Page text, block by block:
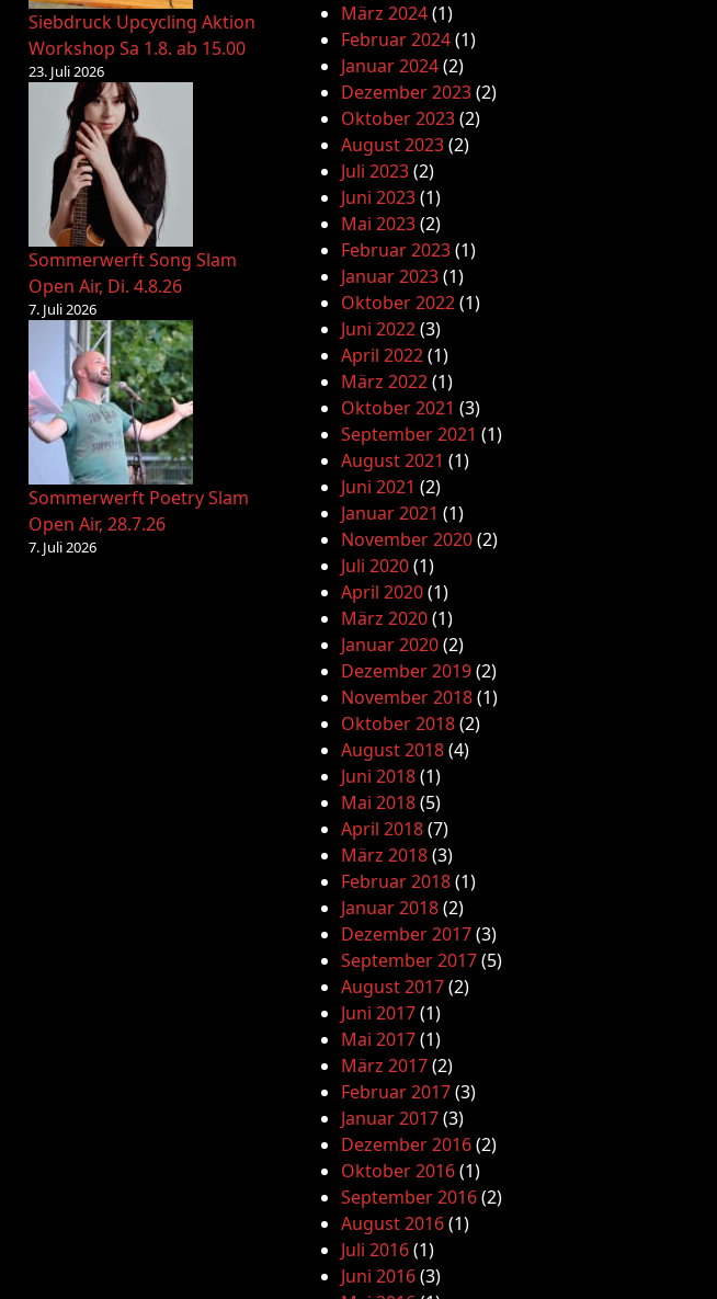
Siebdruck Upcycling Aktion
Workshop Sa 1.8. ab 15.00
23. Juli 2026
Sommerwerft Song Slam
Open Air, Di. 4.8.26
7. Juli 2026
Sommerwerft Poetry Slam
Open Air, 28.7.26
7. Juli 2026
März 2024(1)
Februar 2024(1)
Januar 2024(2)
Dezember 2023(2)
Oktober 2023(2)
August 2023(2)
Juli 2023(2)
Juni 2023(1)
Mai 2023(2)
Februar 2023(1)
Januar 2023(1)
Oktober 2022(1)
Juni 2022(3)
April 2022(1)
März 2022(1)
Oktober 2021 (3)
September 2021 (1)
August 2021 (1)
Juni 2021 (2)
Januar 2021 (1)
November 2020(2)
Juli 2020(1)
April 2020(1)
März 2020(1)
Januar 2020(2)
Dezember 2019(2)
November 2018(1)
Oktober 2018(2)
August 2018(4)
Juni 2018(1)
Mai 2018(5)
April 2018(7)
März 2018(3)
Februar 2018(1)
Januar 2018(2)
Dezember 2017(3)
September 2017(5)
August 2017(2)
Juni 2017(1)
Mai 2017(1)
März 2017(2)
Februar 2017(3)
Januar 2017(3)
Dezember 2016(2)
Oktober 2016(1)
September 2016(2)
August 2016(1)
Juli 2016(1)
Juni 2016(3)